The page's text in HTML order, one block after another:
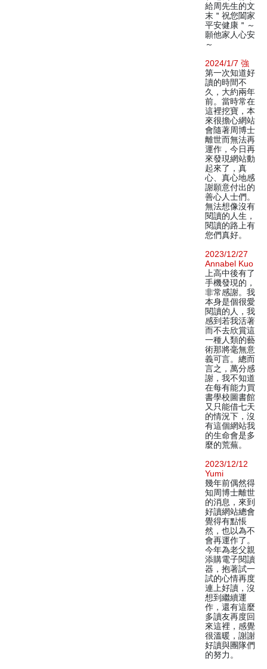
給周先生的文
末＂祝您闔家
平安健康＂～
願他家人心安
～
2024/1/7 強
第一次知道好
讀的時間不
久，大約兩年
前。當時常在
這裡挖寶，本
來很擔心網站
會隨著周博士
離世而無法再
運作，今日再
來發現網站動
起來了，真
心、真心地感
謝願意付出的
善心人士們。
無法想像沒有
閱讀的人生，
閱讀的路上有
您們真好。
2023/12/27
Annabel Kuo
上高中後有了
手機發現的，
非常感謝。我
本身是個很愛
閱讀的人，我
感到若我活著
而不去欣賞這
一種人類的藝
術那將毫無意
義可言。總而
言之，萬分感
謝，我不知道
在每有能力買
書學校圖書館
又只能借七天
的情況下，沒
有這個網站我
的生命會是多
麼的荒蕪。
2023/12/12
Yumi
幾年前偶然得
知周博士離世
的消息，來到
好讀網站總會
覺得有點悵
然，也以為不
會再運作了。
今年為老父親
添購電子閱讀
器，抱著試一
試的心情再度
連上好讀，沒
想到繼續運
作，還有這麼
多讀友再度回
來這裡，感覺
很溫暖，謝謝
好讀與團隊們
的努力。